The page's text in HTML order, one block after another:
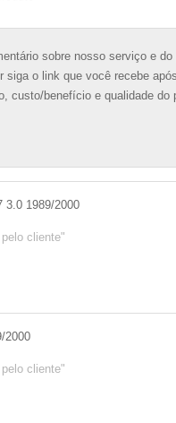
sobre nosso serviço e
siga o link que você recebe
custo/benefício e qualidade do
3.0 1989/2000
cliente
2000
cliente